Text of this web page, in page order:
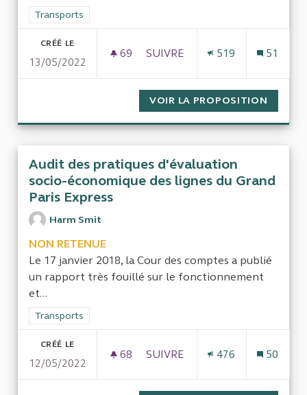
Filtrer les résultats de la catégorie : Transports
Transports
CRÉÉ LE
13/05/2022
69 69 ABONNÉS
SUIVRE
519 51
VOIR LA PROPOSITION
Audit des pratiques d'évaluation
socio-économique des lignes du Grand
Paris Express
Harm Smit
NON RETENUE
Le 17 janvier 2018, la Cour des comptes a publié
un rapport très fouillé sur le fonctionnement
et...
Filtrer les résultats de la catégorie : Transports
Transports
CRÉÉ LE
12/05/2022
68 68 ABONNÉS
SUIVRE
476 50